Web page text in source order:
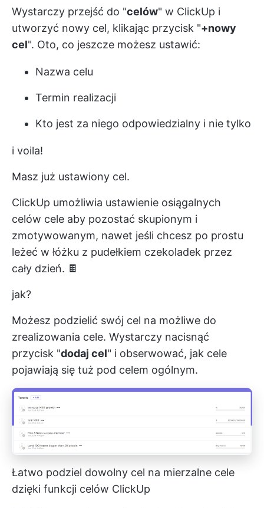
Wystarczy przejść do "celów" w ClickUp i
utworzyć nowy cel, klikając przycisk "+nowy
cel". Oto, co jeszcze możesz ustawić:
Nazwa celu
Termin realizacji
Kto jest za niego odpowiedzialny i nie tylko
i voila!
Masz już ustawiony cel.
ClickUp umożliwia ustawienie osiągalnych
celów cele aby pozostać skupionym i
zmotywowanym, nawet jeśli chcesz po prostu
leżeć w łóżku z pudełkiem czekoladek przez
cały dzień. 🍫
jak?
Możesz podzielić swój cel na możliwe do
zrealizowania cele. Wystarczy nacisnąć
przycisk "dodaj cel" i obserwować, jak cele
pojawiają się tuż pod celem ogólnym.
Łatwo podziel dowolny cel na mierzalne cele
dzięki funkcji celów ClickUp